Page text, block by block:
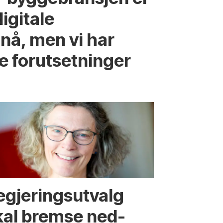
men vi har
forutsetninger
bremse ned­